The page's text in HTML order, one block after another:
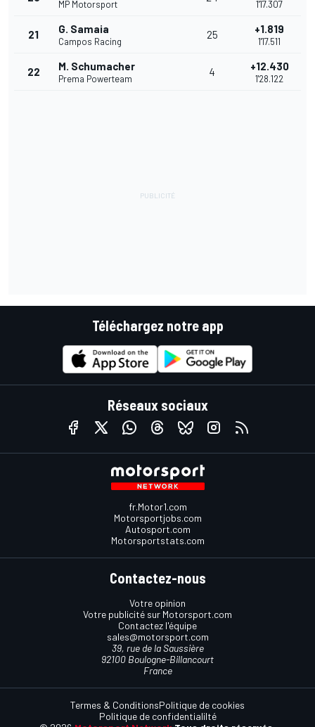
MP Motorsport 1'17.307
21 G. Samaia
Campos Racing
25 +1.819
1'17.511
22 M. Schumacher
Prema Powerteam
4 +12.430
1'28.122
Téléchargez notre app
Réseaux sociaux
fr.Motor1.com
Motorsportjobs.com
Autosport.com
Motorsportstats.com
Contactez-nous
Votre opinion
Votre publicité sur Motorsport.com
Contactez l'équipe
sales@motorsport.com
39, rue de la Saussière
92100 Boulogne-Billancourt
France
Termes & ConditionsPolitique de cookies
Politique de confidentialilté